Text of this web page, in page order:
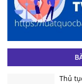
Thủ